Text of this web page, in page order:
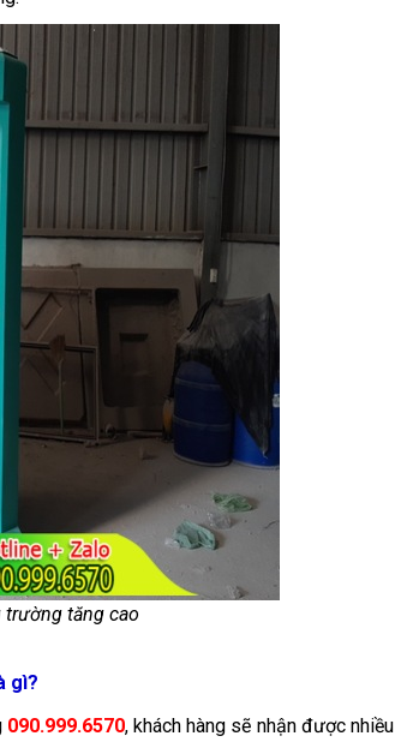
trường tăng cao
gì?
090.999.6570, khách hàng sẽ nhận được nhiều